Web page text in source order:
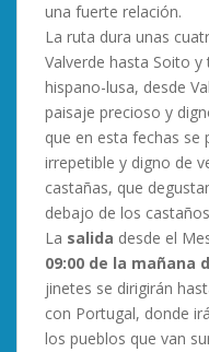
una fuerte relación.
La ruta dura unas
Valverde hasta Soito
hispano-lusa, desde
paisaje precioso y
que en esta fechas se
irrepetible y digno de
castañas, que
debajo de los
La salida desde el
09:00 de la mañana
jinetes se dirigirán
con Portugal, donde
los pueblos que van